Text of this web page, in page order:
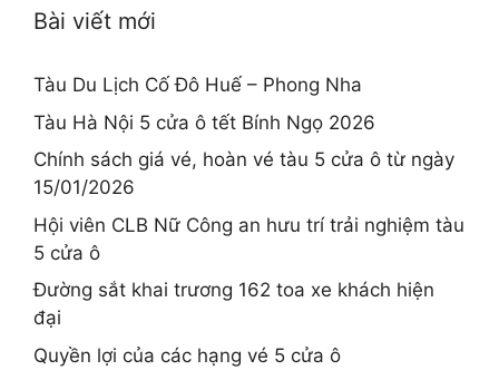
Bài viết mới
Tàu Du Lịch Cố Đô Huế – Phong Nha
Tàu Hà Nội 5 cửa ô tết Bính Ngọ 2026
Chính sách giá vé, hoàn vé tàu 5 cửa ô từ ngày
15/01/2026
Hội viên CLB Nữ Công an hưu trí trải nghiệm tàu
5 cửa ô
Đường sắt khai trương 162 toa xe khách hiện
đại
Quyền lợi của các hạng vé 5 cửa ô